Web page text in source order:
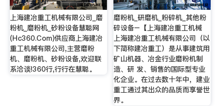
上海建冶重工机械有限公司_磨
粉机_磨粉机_砂粉设备慧聪网
(Hc360.Com)供应商上海建冶
重工机械有限公司,主营磨粉
机、磨粉机、砂粉设备,欢迎联
系洽谈!360行,行行在慧聪。
磨粉机_研磨机_粉碎机_其他粉
碎设备–【上海建冶重工机械
上海建冶重工机械有限公司（以
下简称建冶重工）是从事建筑用
矿山机器、冶金行业磨粉机制
造、研 发、销售的国际型专业
化企业。在过去数十年中，建业
重工通过其出众的品质而享誉世
界。